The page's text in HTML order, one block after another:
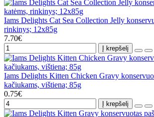
Iams Delights Cat Sea Collection Jelly
rinkinys; 12x85g
7.70€
Į krepšelį
Iams Delights Kitten Chicken Gravy
kačiukams, vištiena; 85g
0.75€
Į krepšelį